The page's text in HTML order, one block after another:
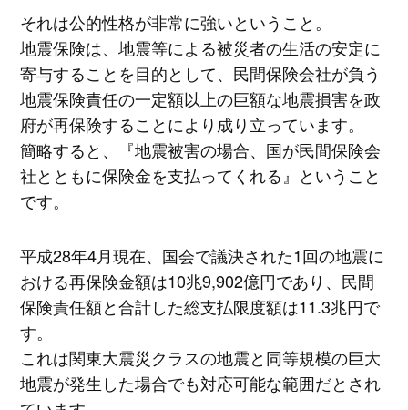
それは公的性格が非常に強いということ。
地震保険は、地震等による被災者の生活の安定に
寄与することを目的として、民間保険会社が負う
地震保険責任の一定額以上の巨額な地震損害を政
府が再保険することにより成り立っています。
簡略すると、『地震被害の場合、国が民間保険会
社とともに保険金を支払ってくれる』ということ
です。
平成28年4月現在、国会で議決された1回の地震に
おける再保険金額は10兆9,902億円であり、民間
保険責任額と合計した総支払限度額は11.3兆円で
す。
これは関東大震災クラスの地震と同等規模の巨大
地震が発生した場合でも対応可能な範囲だとされ